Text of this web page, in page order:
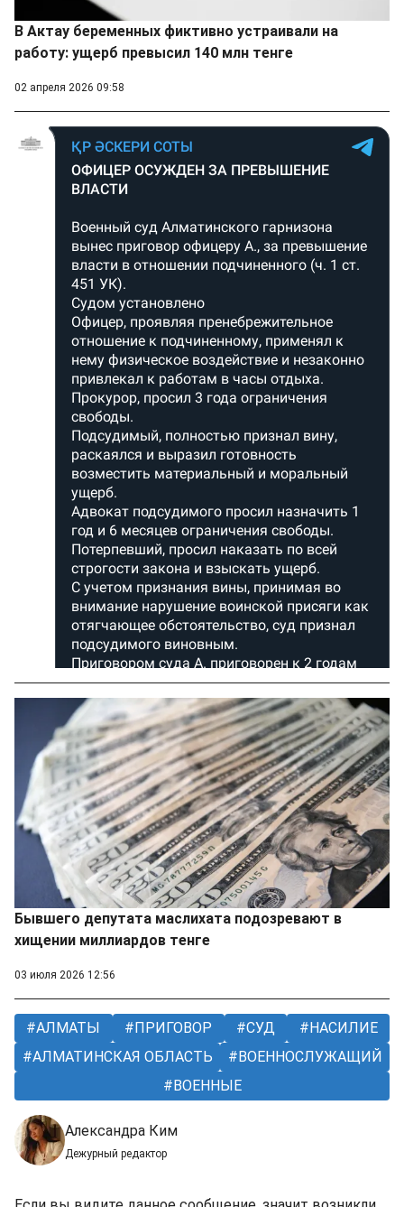
В Актау беременных фиктивно устраивали на
работу: ущерб превысил 140 млн тенге
02 апреля 2026 09:58
Бывшего депутата маслихата подозревают в
хищении миллиардов тенге
03 июля 2026 12:56
АЛМАТЫ ПРИГОВОР СУД
НАСИЛИЕ
АЛМАТИНСКАЯ ОБЛАСТЬ
ВОЕННОСЛУЖАЩИЙ
ВОЕННЫЕ
Александра Ким
Дежурный редактор